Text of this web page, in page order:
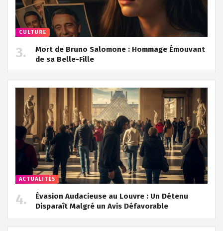
CULTURE
Mort de Bruno Salomone : Hommage Émouvant
de sa Belle-Fille
ACTUALITÉS
Évasion Audacieuse au Louvre : Un Détenu
Disparaît Malgré un Avis Défavorable